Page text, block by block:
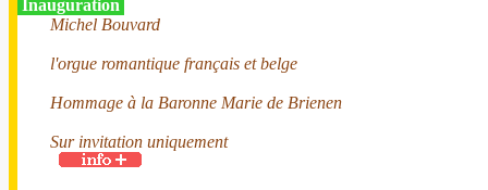
Inauguration
Michel Bouvard
l'orgue romantique français et belge
Hommage à la Baronne Marie de Brienen
Sur invitation uniquement